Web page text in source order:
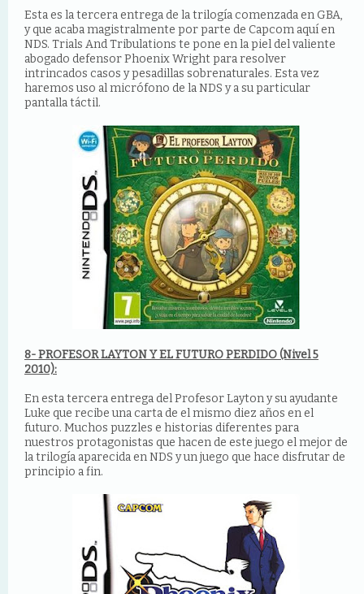
Esta es la tercera entrega de la trilogía comenzada en GBA,
y que acaba magistralmente por parte de Capcom aquí en
NDS. Trials And Tribulations te pone en la piel del valiente
abogado defensor Phoenix Wright para resolver
intrincados casos y pesadillas sobrenaturales. Esta vez
haremos uso al micrófono de la NDS y a su particular
pantalla táctil.
8- PROFESOR LAYTON Y EL FUTURO PERDIDO (Nivel 5
2010):
En esta tercera entrega del Profesor Layton y su ayudante
Luke que recibe una carta de el mismo diez años en el
futuro. Muchos puzzles e historias diferentes para
nuestros protagonistas que hacen de este juego el mejor de
la trilogía aparecida en NDS y un juego que hace disfrutar de
principio a fin.